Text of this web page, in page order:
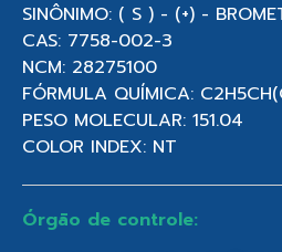
SINÔNIMO: ( S ) - (+) -
CAS: 7758-002-3
NCM: 28275100
FÓRMULA QUÍMICA:
PESO MOLECULAR: 151.04
COLOR INDEX: NT
Órgão de controle: